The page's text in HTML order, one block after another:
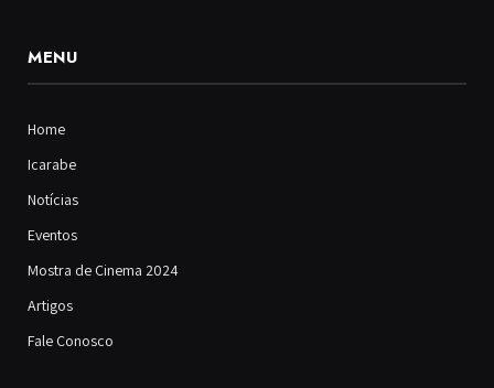
MENU
Home
Icarabe
Notícias
Eventos
Mostra de Cinema 2024
Artigos
Fale Conosco